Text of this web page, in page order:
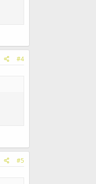
#4
#5